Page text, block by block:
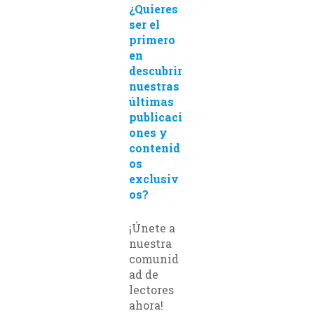
¿Quieres
ser el
primero
en
descubrir
nuestras
últimas
publicaci
ones y
contenid
os
exclusiv
os?
¡Únete a
nuestra
comunid
ad de
lectores
ahora!